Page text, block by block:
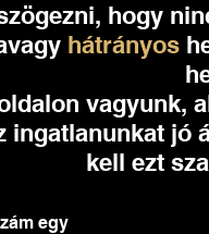
hogy
hátrányos
vagyunk,
ingatlanunkat jó
kell ezt
egy